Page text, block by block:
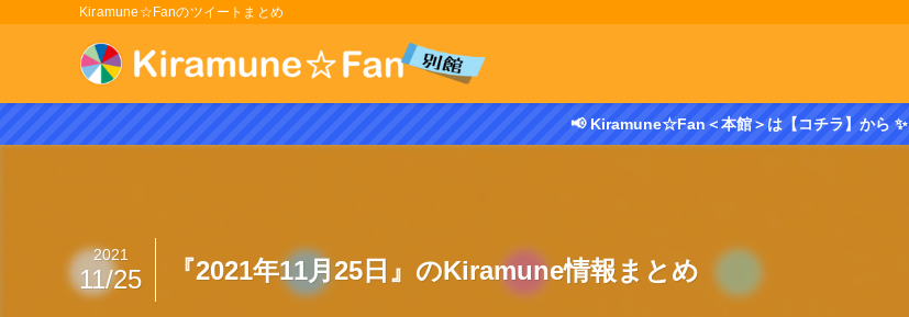
Kiramune☆Fanのツイートまとめ
📢 Kiramune☆Fan＜本館＞は【コチラ】から ✨
『2021年11月25日』のKiramune情報まとめ
2021
11/25